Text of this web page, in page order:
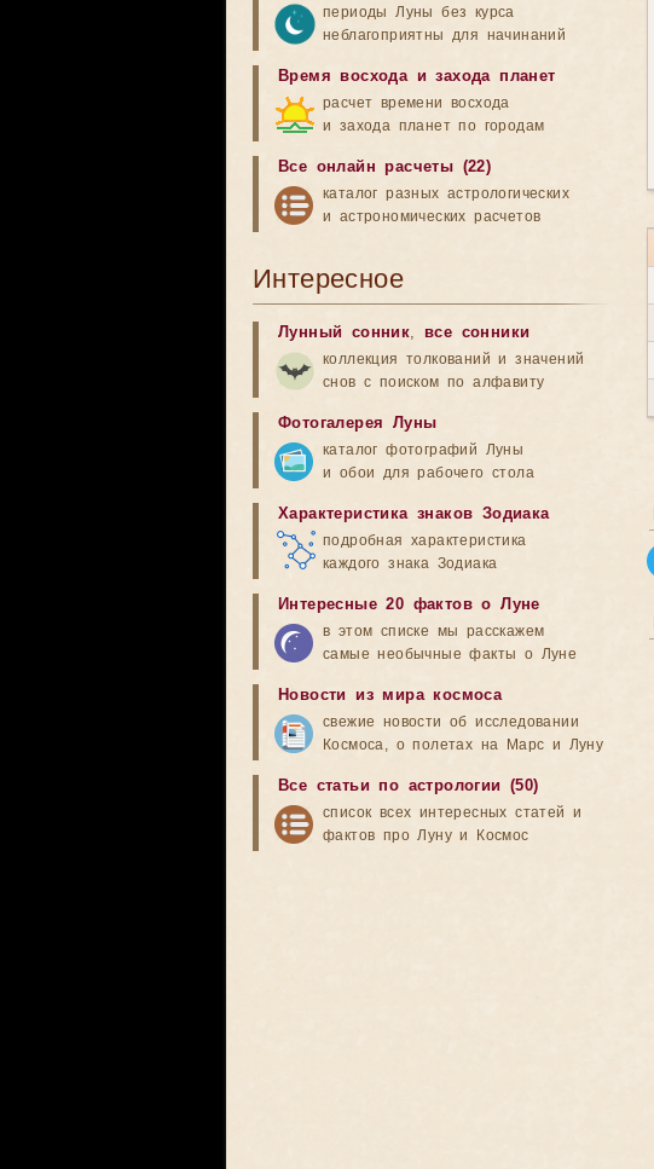
периоды Луны без курса
неблагоприятны для начинаний
Время восхода и захода планет
расчет времени восхода
и захода планет по городам
Все онлайн расчеты (22)
каталог разных астрологических
и астрономических расчетов
Интересное
Лунный сонник, все сонники
коллекция толкований и значений
снов с поиском по алфавиту
Фотогалерея Луны
каталог фотографий Луны
и обои для рабочего стола
Характеристика знаков Зодиака
подробная характеристика
каждого знака Зодиака
Интересные 20 фактов о Луне
в этом списке мы расскажем
самые необычные факты о Луне
Новости из мира космоса
свежие новости об исследовании
Космоса, о полетах на Марс и Луну
Все статьи по астрологии (50)
список всех интересных статей и
фактов про Луну и Космос